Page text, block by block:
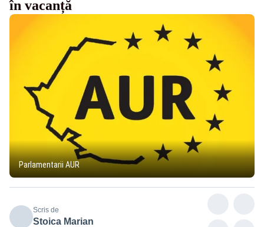
în vacanță
Parlamentarii AUR
Scris de
Stoica Marian